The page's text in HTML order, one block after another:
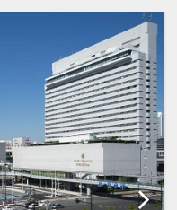
約2分）
分）
（徒歩約5分）
ン（徒歩約1
面電車＋徒歩で
がございます。
30分・洗剤は
30分）
ておりません
帯でのご利用は